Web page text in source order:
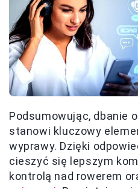
Podsumowując, dbanie
stanowi kluczowy
wyprawy. Dzięki
cieszyć się lepszym
kontrolą nad rowerem